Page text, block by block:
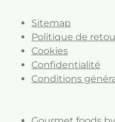
Sitemap
Politique de
Cookies
Confidentialité
Conditions